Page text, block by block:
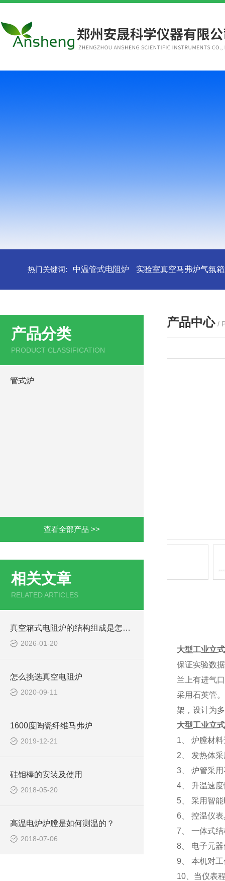
热门关键词: 中温管式电阻炉 实验室真空马弗炉气氛
产品分类
PRODUCT CLASSIFICATION
管式炉
查看全部产品 >>
相关文章
RELATED ARTICLES
真空箱式电阻炉的结构组成是怎样的？
2026-01-20
怎么挑选真空电阻炉
2020-09-11
1600度陶瓷纤维马弗炉
2019-12-21
硅钼棒的安装及使用
2018-05-20
高温电炉炉膛是如何测温的？
2018-07-06
产品中心 /
大型工业立
保证实验数
兰上有进气
采用石英管
架，设计为
大型工业立
1、 炉膛材
2、 发热体
3、 炉管采
4、 升温速
5、 采用智
6、 控温仪
7、 一体式
8、 电子元
9、 本机对
10、当仪表